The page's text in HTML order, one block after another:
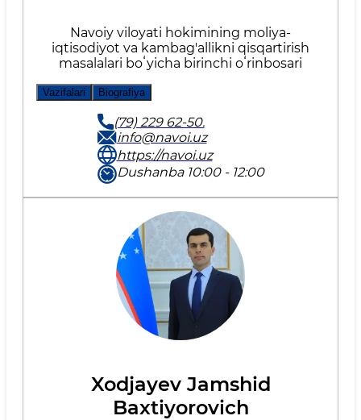
Navoiy viloyati hokimining moliya-
iqtisodiyot va kambag'allikni qisqartirish
masalalari boʻyicha birinchi oʻrinbosari
Vazifalari Biografiya
(79) 229 62-50.
info@navoi.uz
https://navoi.uz
Dushanba 10:00 - 12:00
Xodjayev Jamshid
Baxtiyorovich